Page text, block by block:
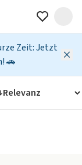
Zeit: Jetzt
🚗
Relevanz